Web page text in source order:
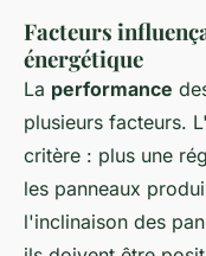
Facteurs
énergétique
La performance
plusieurs facteurs.
critère : plus une
les panneaux
l'inclinaison des